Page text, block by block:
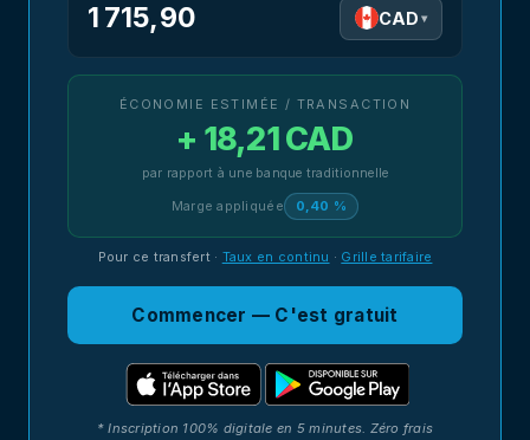
1 715,90 CAD ▾
ÉCONOMIE ESTIMÉE / TRANSACTION
+ 18,21 CAD
par rapport à une banque traditionnelle
Marge appliquée 0,40 %
Pour ce transfert· Taux en continu · Grille tarifaire
Commencer — C'est gratuit
* Inscription 100% digitale en 5 minutes. Zéro frais